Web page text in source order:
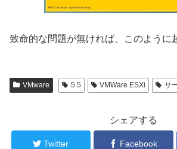
致命的な問題が無ければ、このように
VMware 5.5 VMWare ESXi サ
シェアする
Twitter Facebook